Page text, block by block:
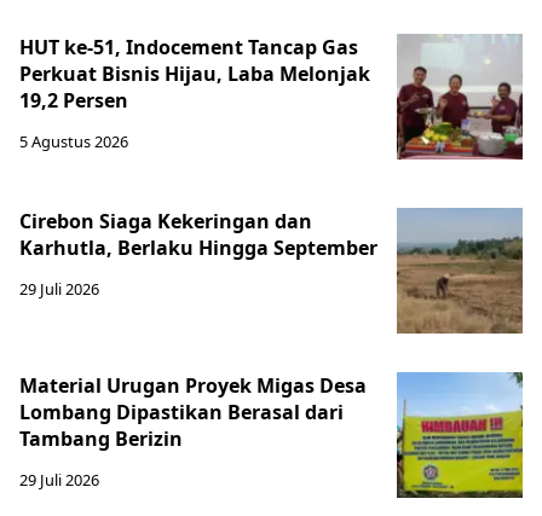
HUT ke-51, Indocement Tancap Gas
Perkuat Bisnis Hijau, Laba Melonjak
19,2 Persen
5 Agustus 2026
Cirebon Siaga Kekeringan dan
Karhutla, Berlaku Hingga September
29 Juli 2026
Material Urugan Proyek Migas Desa
Lombang Dipastikan Berasal dari
Tambang Berizin
29 Juli 2026